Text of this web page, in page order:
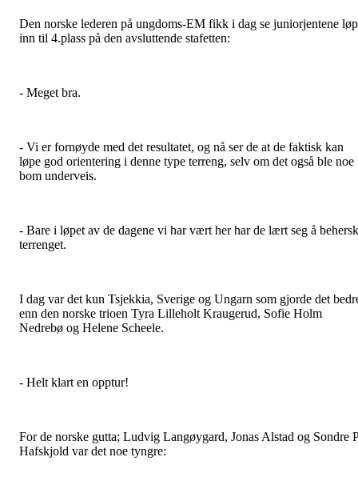
Den norske lederen på ungdoms-EM fikk i dag se juniorjentene
inn til 4.plass på den avsluttende stafetten:
- Meget bra.
- Vi er fornøyde med det resultatet, og nå ser de at de faktisk kan
løpe god orientering i denne type terreng, selv om det også ble noe
bom underveis.
- Bare i løpet av de dagene vi har vært her har de lært seg å
terrenget.
I dag var det kun Tsjekkia, Sverige og Ungarn som gjorde det
enn den norske trioen Tyra Lilleholt Kraugerud, Sofie Holm
Nedrebø og Helene Scheele.
- Helt klart en opptur!
For de norske gutta; Ludvig Langøygard, Jonas Alstad og Sondre P
Hafskjold var det noe tyngre: